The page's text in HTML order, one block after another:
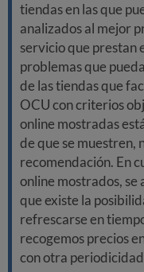
tiendas en las que
analizados al mejor
servicio que prestan
problemas que
de las tiendas que
OCU con criterios
online mostradas
de que se muestren,
recomendación. En
online mostrados, se
que existe la
refrescarse en
recogemos precios
con otra